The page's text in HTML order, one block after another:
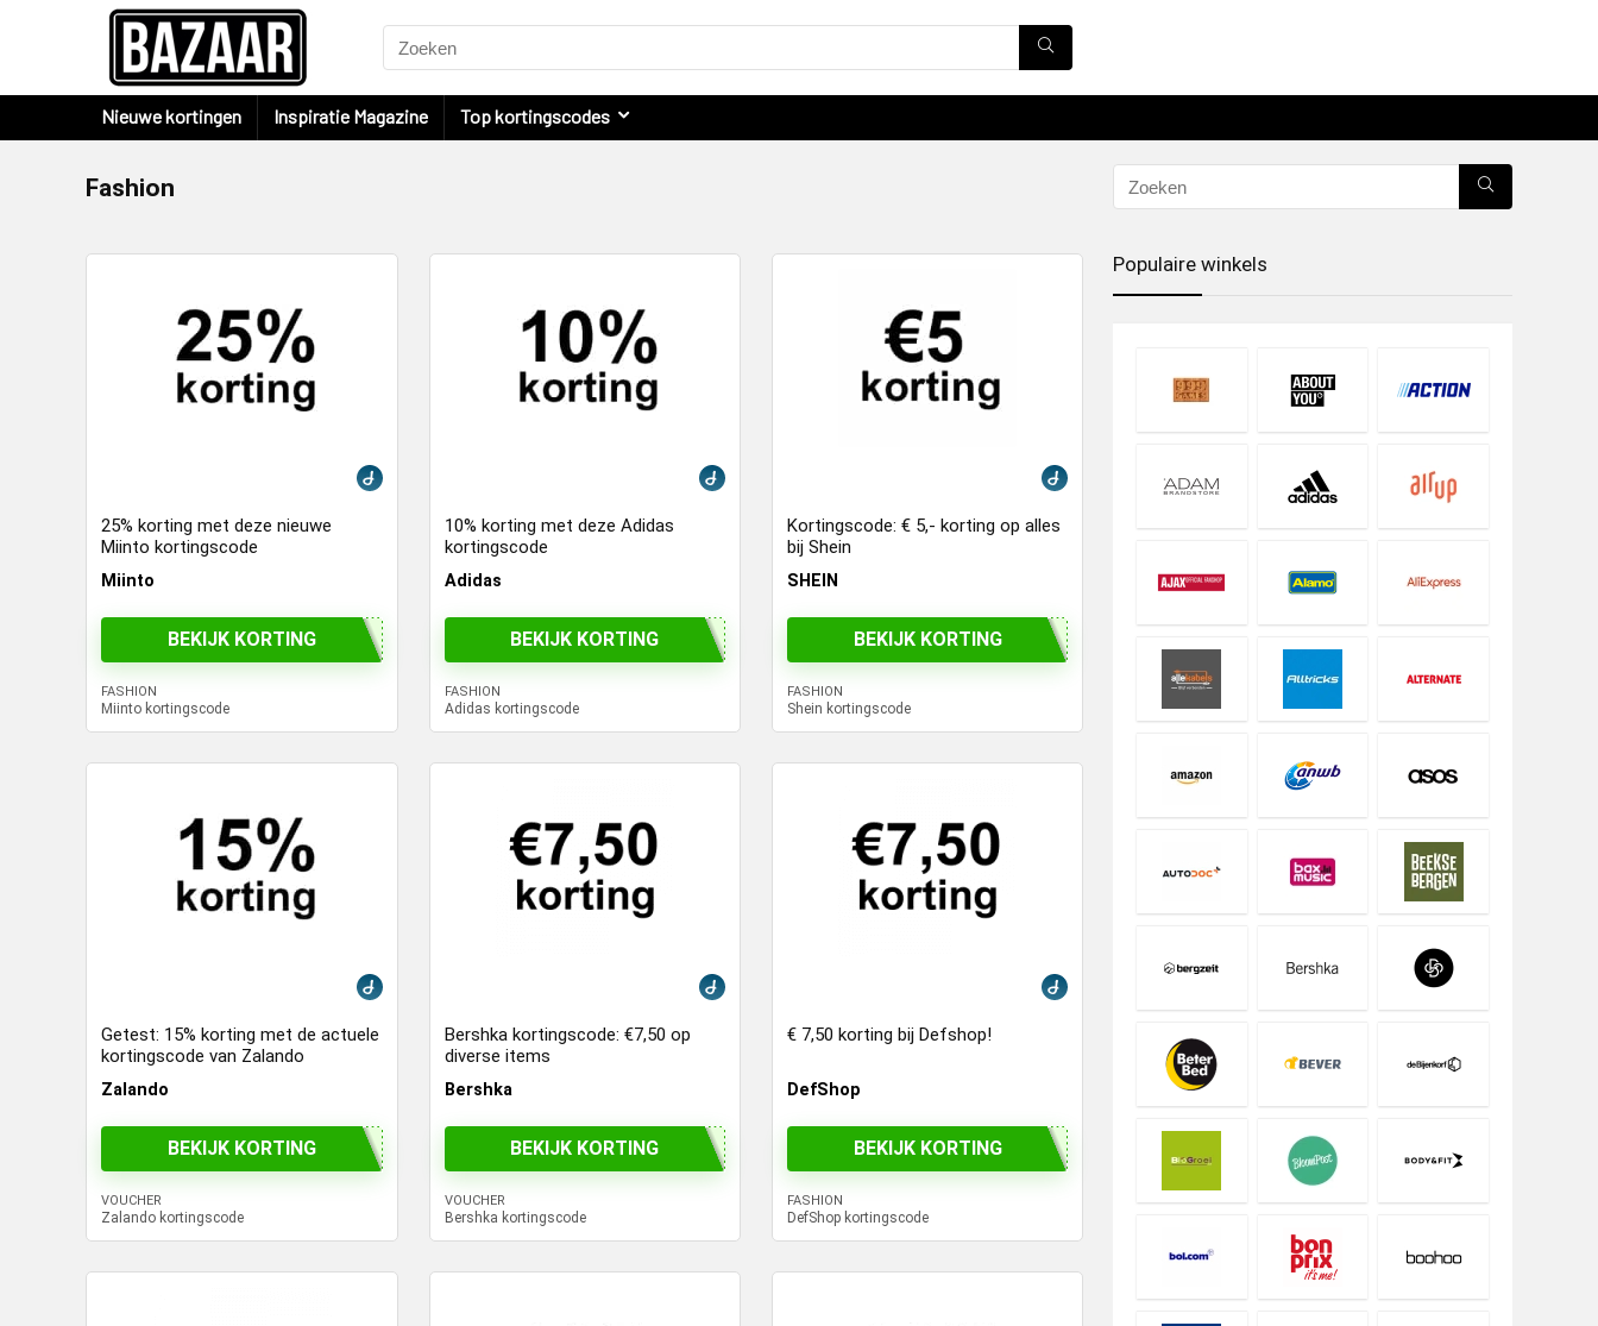
Nieuwe kortingen Inspiratie Magazine Top kortingscodes
Fashion
25% korting met deze nieuwe
Miinto kortingscode
Miinto
BEKIJK KORTING
FASHION
Miinto kortingscode
10% korting met deze Adidas
kortingscode
Adidas
BEKIJK KORTING
FASHION
Adidas kortingscode
Kortingscode: € 5,- korting op alles
bij Shein
SHEIN
BEKIJK KORTING
FASHION
Shein kortingscode
Getest: 15% korting met de actuele
kortingscode van Zalando
Zalando
BEKIJK KORTING
VOUCHER
Zalando kortingscode
Bershka kortingscode: €7,50 op
diverse items
Bershka
BEKIJK KORTING
VOUCHER
Bershka kortingscode
€ 7,50 korting bij Defshop!
DefShop
BEKIJK KORTING
FASHION
DefShop kortingscode
Populaire winkels